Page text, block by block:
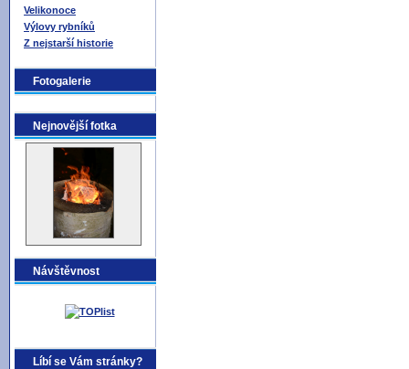
Velikonoce
Výlovy rybníků
Z nejstarší historie
Fotogalerie
Nejnovější fotka
Návštěvnost
Líbí se Vám stránky?